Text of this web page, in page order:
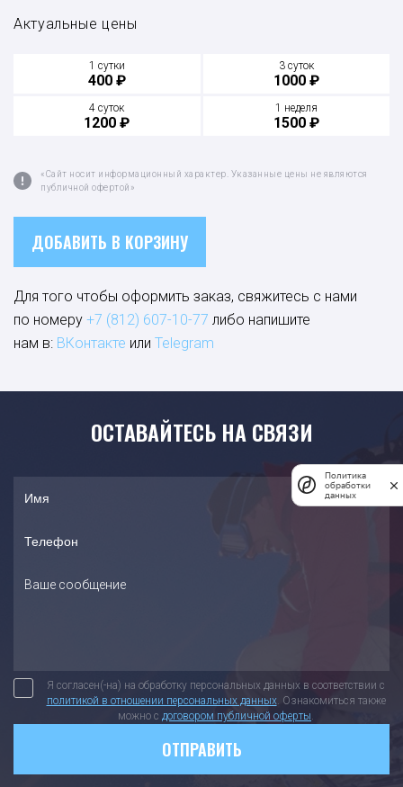
Актуальные цены
1 сутки
400 ₽
3 суток
1000 ₽
4 суток
1200 ₽
1 неделя
1500 ₽
«Сайт носит информационный характер. Указанные цены не являются
публичной офертой»
ДОБАВИТЬ В КОРЗИНУ
Для того чтобы оформить заказ, свяжитесь с нами
по номеру +7 (812) 607-10-77 либо напишите
нам в: ВКонтакте или Telegram
ОСТАВАЙТЕСЬ НА СВЯЗИ
Я согласен(-на) на обработку персональных данных в соответствии с
политикой в отношении персональных данных. Ознакомиться также
можно с договором публичной оферты.
ОТПРАВИТЬ
Политика
обработки
данных